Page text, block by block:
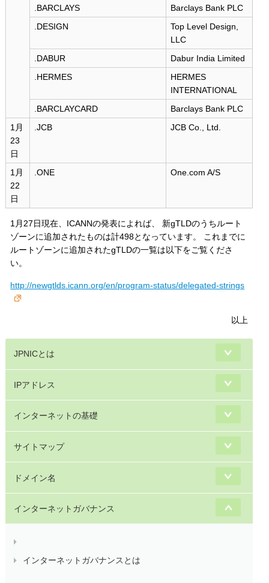
.BARCLAYS
Barclays Bank PLC
.DESIGN
Top Level Design,
LLC
.DABUR
Dabur India Limited
.HERMES
HERMES
INTERNATIONAL
.BARCLAYCARD
Barclays Bank PLC
1月
23
日
.JCB JCB Co., Ltd.
1月
22
日
.ONE One.com A/S
1月27日現在、ICANNの発表によれば、 新gTLDのうちルート
ゾーンに追加されたものは計498となっています。 これまでに
ルートゾーンに追加されたgTLDの一覧は以下をご覧くださ
い。
http://newgtlds.icann.org/en/program-status/delegated-strings
以上
JPNICとは
IPアドレス
インターネットの基礎
サイトマップ
ドメイン名
インターネットガバナンス
インターネットガバナンスとは